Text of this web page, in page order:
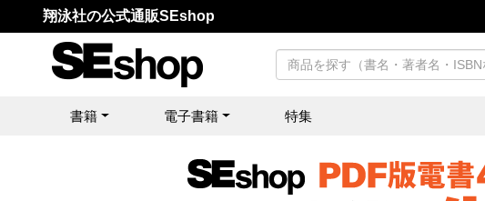
翔泳社の公式通販SEshop
書籍 電子書籍 特集